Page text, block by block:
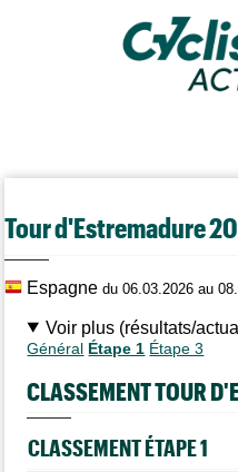
Tour d'Estremadure
Espagnedu 06.03.2026 au
Voir plus (résultats/
Général Étape 1 Étape 3
CLASSEMENT TOUR
CLASSEMENT ÉTAPE 1